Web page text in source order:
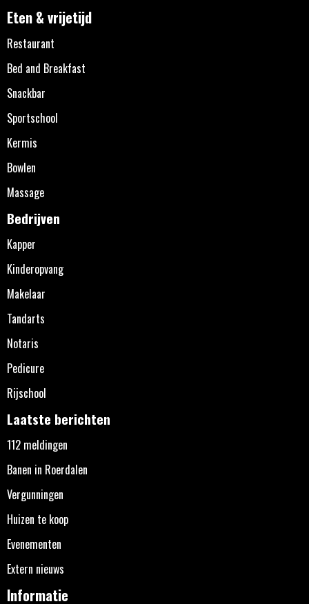
Eten & vrijetijd
Restaurant
Bed and Breakfast
Snackbar
Sportschool
Kermis
Bowlen
Massage
Bedrijven
Kapper
Kinderopvang
Makelaar
Tandarts
Notaris
Pedicure
Rijschool
Laatste berichten
112 meldingen
Banen in Roerdalen
Vergunningen
Huizen te koop
Evenementen
Extern nieuws
Informatie